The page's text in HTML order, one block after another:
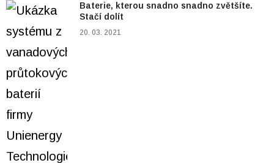
Baterie, kterou snadno snadno zvětšíte.
Stačí dolít
20. 03. 2021